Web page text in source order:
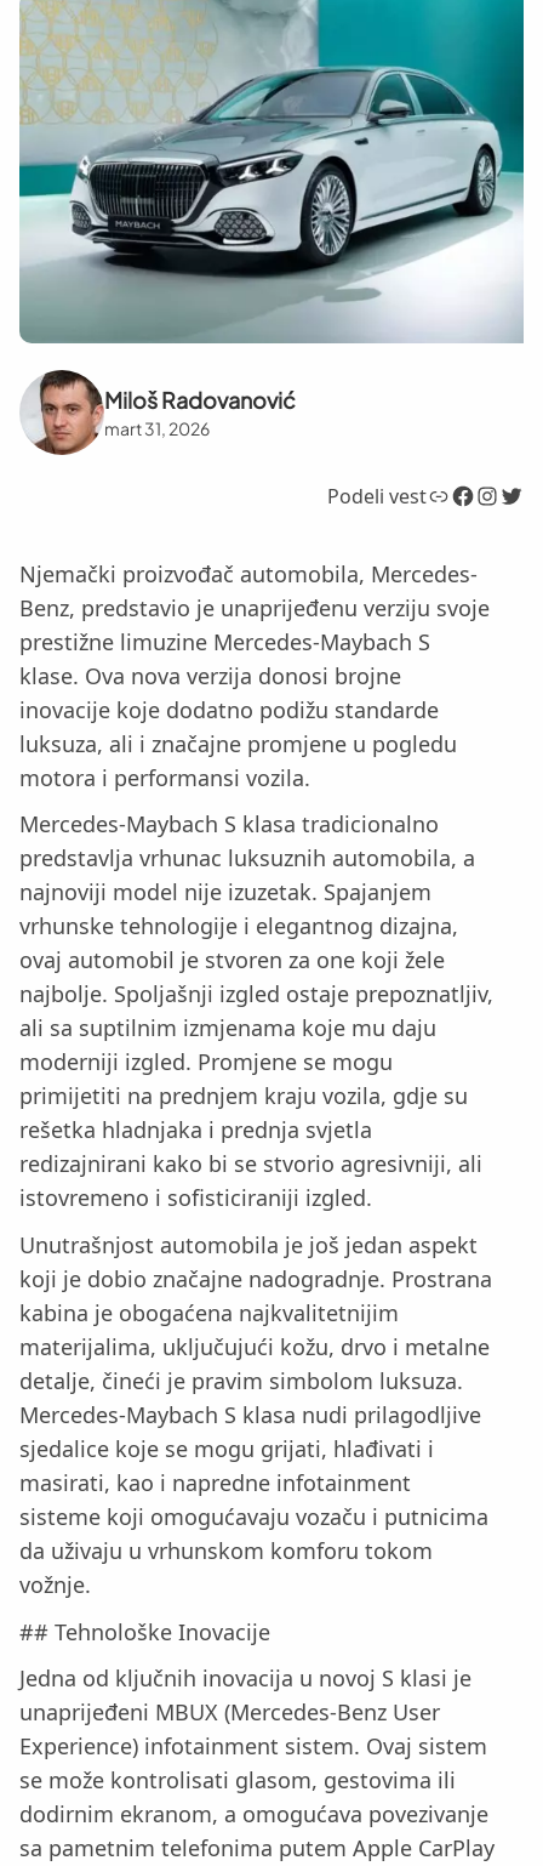
Miloš Radovanović
mart 31, 2026
Podeli vestLink Facebook InstagramTwitter
Njemački proizvođač automobila, Mercedes-
Benz, predstavio je unaprijeđenu verziju svoje
prestižne limuzine Mercedes-Maybach S
klase. Ova nova verzija donosi brojne
inovacije koje dodatno podižu standarde
luksuza, ali i značajne promjene u pogledu
motora i performansi vozila.
Mercedes-Maybach S klasa tradicionalno
predstavlja vrhunac luksuznih automobila, a
najnoviji model nije izuzetak. Spajanjem
vrhunske tehnologije i elegantnog dizajna,
ovaj automobil je stvoren za one koji žele
najbolje. Spoljašnji izgled ostaje prepoznatljiv,
ali sa suptilnim izmjenama koje mu daju
moderniji izgled. Promjene se mogu
primijetiti na prednjem kraju vozila, gdje su
rešetka hladnjaka i prednja svjetla
redizajnirani kako bi se stvorio agresivniji, ali
istovremeno i sofisticiraniji izgled.
Unutrašnjost automobila je još jedan aspekt
koji je dobio značajne nadogradnje. Prostrana
kabina je obogaćena najkvalitetnijim
materijalima, uključujući kožu, drvo i metalne
detalje, čineći je pravim simbolom luksuza.
Mercedes-Maybach S klasa nudi prilagodljive
sjedalice koje se mogu grijati, hlađivati i
masirati, kao i napredne infotainment
sisteme koji omogućavaju vozaču i putnicima
da uživaju u vrhunskom komforu tokom
vožnje.
## Tehnološke Inovacije
Jedna od ključnih inovacija u novoj S klasi je
unaprijeđeni MBUX (Mercedes-Benz User
Experience) infotainment sistem. Ovaj sistem
se može kontrolisati glasom, gestovima ili
dodirnim ekranom, a omogućava povezivanje
sa pametnim telefonima putem Apple CarPlay